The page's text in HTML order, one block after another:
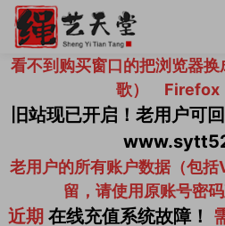
看不到购买窗口的把浏览器
歌） Firefox
旧站现已开启！老用户可
老用户的所有账户数据（包
留，请使用原账号密码
近期 在线充值系统故障！